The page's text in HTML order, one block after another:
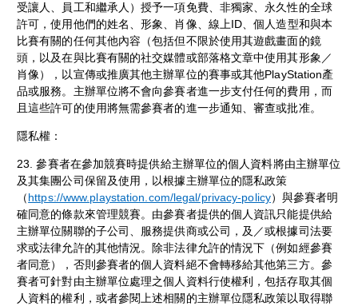
受讓人、員工和繼承人）授予一項免費、非獨家、永久性的全球
許可，使用他們的姓名、形象、肖像、線上ID、個人造型和與本
比賽有關的任何其他內容（包括但不限於使用其遊戲畫面的鏡
頭，以及在與比賽有關的社交媒體或部落格文章中使用其形象／
肖像），以宣傳或推廣其他主辦單位的賽事或其他PlayStation產
品或服務。主辦單位將不會向參賽者進一步支付任何的費用，而
且這些許可的使用將無需參賽者的進一步通知、審查或批准。
隱私權：
23. 參賽者在參加競賽時提供給主辦單位的個人資料將由主辦單位
及其集團公司保留及使用，以根據主辦單位的隱私政策
（https://www.playstation.com/legal/privacy-policy）與參賽者明
確同意的條款來管理競賽。由參賽者提供的個人資訊只能提供給
主辦單位關聯的子公司、服務提供商或公司，及／或根據司法要
求或法律允許的其他情況。除非法律允許的情況下（例如經參賽
者同意），否則參賽者的個人資料絕不會轉移給其他第三方。參
賽者可針對由主辦單位處理之個人資料行使權利，包括存取其個
人資料的權利，或者參閱上述相關的主辦單位隱私政策以取得聯